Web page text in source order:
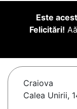
Este
Felicitări!
Craiova
Calea Unirii,